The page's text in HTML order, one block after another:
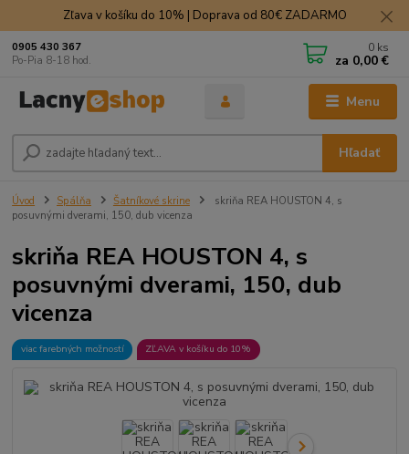
Zľava v košíku do 10% | Doprava od 80€ ZADARMO
Menu
Hľadať
0905 430 367
Po-Pia 8-18 hod.
0 ks
za 0,00 €
Úvod Spálňa Šatníkové skrine
skriňa REA HOUSTON 4, s
posuvnými dverami, 150, dub vicenza
skriňa REA HOUSTON 4, s
posuvnými dverami, 150, dub
vicenza
viac farebných možností ZĽAVA v košíku do 10%